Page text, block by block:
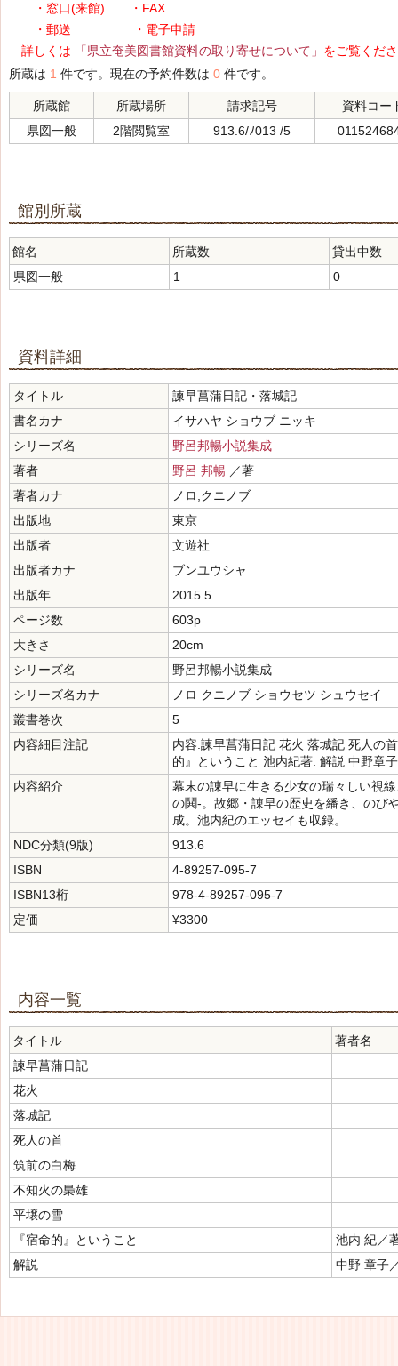
・窓口(来館) ・FAX
・郵送 ・電子申請
詳しくは
「県立奄美図書館資料の取り寄せについて」 をご覧くだ
所蔵は 1 件です。現在の予約件数は 0 件です。
所蔵館 所蔵場所 請求記号
資料コー
県図一般
2階閲覧室 913.6/ﾉ013 /5
館別所蔵
館名 所蔵数
貸出中数
県図一般
1 0
資料詳細
タイトル
諫早菖蒲日記・落城記
書名カナ
イサハヤ ショウブ ニッキ
シリーズ名
野呂邦暢小説集成
著者
野呂 邦暢 ／著
著者カナ
ノロ,クニノブ
出版地
東京
出版者
文遊社
出版者カナ
ブンユウシャ
出版年
2015.5
ページ数
603p
大きさ
20cm
シリーズ名
野呂邦暢小説集成
シリーズ名カナ
ノロ クニノブ ショウセツ シュウセイ
叢書巻次
5
内容細目注記
内容:諫早菖蒲日記 花火 落城記 死人の
的』ということ 池内紀著. 解説 中野章
内容紹介
幕末の諌早に生きる少女の瑞々しい視
の鬨-。故郷・諌早の歴史を繙き、のび
成。池内紀のエッセイも収録。
NDC分類(9版)
913.6
ISBN
4-89257-095-7
ISBN13桁
978-4-89257-095-7
定価
¥3300
内容一覧
タイトル
著者名
諫早菖蒲日記
花火
落城記
死人の首
筑前の白梅
不知火の梟雄
平壌の雪
『宿命的』ということ
池内 紀／
解説
中野 章子